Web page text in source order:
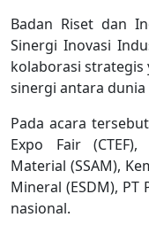
Badan Riset dan
Sinergi Inovasi
kolaborasi
sinergi antara
Pada acara
Expo Fair
Material (SSAM),
Mineral (ESDM),
nasional.